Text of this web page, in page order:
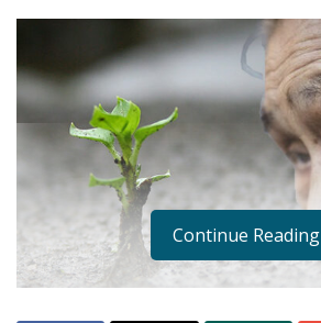
Continue Reading